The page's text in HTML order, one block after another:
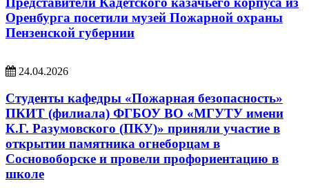
Оренбурга посетили музей Пожарной охраны
Пензенской губернии
24.04.2026
Студенты кафедры «Пожарная безопасность»
ПКИТ (филиала) ФГБОУ ВО «МГУТУ имени
К.Г. Разумовского (ПКУ)» приняли участие в
открытии памятника огнеборцам в
Сосновоборске и провели профориентацию в
школе